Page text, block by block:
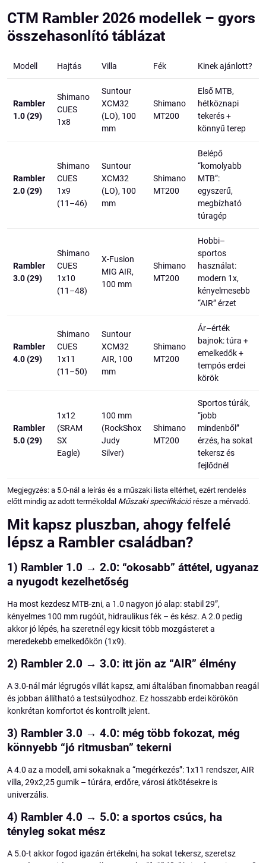
CTM Rambler 2026 modellek – gyors
összehasonlító táblázat
Modell Hajtás Villa Fék Kinek ajánlott?
Rambler
1.0 (29)
Shimano
CUES
1x8
Suntour
XCM32
(LO), 100
mm
Shimano
MT200
Első MTB,
hétköznapi
tekerés +
könnyű terep
Rambler
2.0 (29)
Shimano
CUES
1x9
(11–46)
Suntour
XCM32
(LO), 100
mm
Shimano
MT200
Belépő
“komolyabb
MTB”:
egyszerű,
megbízható
túragép
Rambler
3.0 (29)
Shimano
CUES
1x10
(11–48)
X-Fusion
MIG AIR,
100 mm
Shimano
MT200
Hobbi–
sportos
használat:
modern 1x,
kényelmesebb
“AIR” érzet
Rambler
4.0 (29)
Shimano
CUES
1x11
(11–50)
Suntour
XCM32
AIR, 100
mm
Shimano
MT200
Ár–érték
bajnok: túra +
emelkedők +
tempós erdei
körök
Rambler
5.0 (29)
1x12
(SRAM
SX
Eagle)
100 mm
(RockShox
Judy
Silver)
Shimano
MT200
Sportos túrák,
“jobb
mindenből”
érzés, ha sokat
tekersz és
fejlődnél
Megjegyzés: a 5.0-nál a leírás és a műszaki lista eltérhet, ezért rendelés
előtt mindig az adott termékoldal Műszaki specifikáció része a mérvadó.
Mit kapsz pluszban, ahogy felfelé
lépsz a Rambler családban?
1) Rambler 1.0 → 2.0: “okosabb” áttétel, ugyanaz
a nyugodt kezelhetőség
Ha most kezdesz MTB-zni, a 1.0 nagyon jó alap: stabil 29”,
kényelmes 100 mm rugóút, hidraulikus fék – és kész. A 2.0 pedig
akkor jó lépés, ha szeretnél egy kicsit több mozgásteret a
meredekebb emelkedőkön (1x9).
2) Rambler 2.0 → 3.0: itt jön az “AIR” élmény
A 3.0-nál már légrugós villát kapsz, ami általában finomabban reagál
és jobban állítható a testsúlyodhoz. Ez hosszabb erdei körökön
konkrétan komfortot és kontrollt jelent.
3) Rambler 3.0 → 4.0: még több fokozat, még
könnyebb “jó ritmusban” tekerni
A 4.0 az a modell, ami sokaknak a “megérkezés”: 1x11 rendszer, AIR
villa, 29x2,25 gumik – túrára, erdőre, városi átkötésekre is
univerzális.
4) Rambler 4.0 → 5.0: a sportos csúcs, ha
tényleg sokat mész
A 5.0-t akkor fogod igazán értékelni, ha sokat tekersz, szeretsz